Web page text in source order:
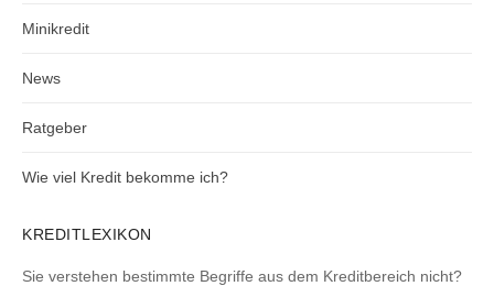
Minikredit
News
Ratgeber
Wie viel Kredit bekomme ich?
KREDITLEXIKON
Sie verstehen bestimmte Begriffe aus dem Kreditbereich nicht?